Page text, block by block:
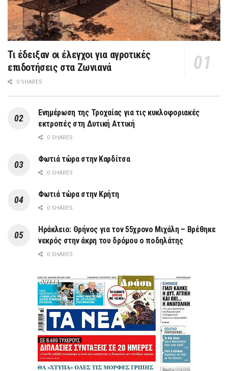
Τι έδειξαν οι έλεγχοι για αγροτικές
επιδοτήσεις στα Ζωνιανά
0 SHARES
Ενημέρωση της Τροχαίας για τις κυκλοφοριακές
εκτροπές στη Δυτική Αττική
0 SHARES
Φωτιά τώρα στην Καρδίτσα
0 SHARES
Φωτιά τώρα στην Κρήτη
0 SHARES
Ηράκλειο: Θρήνος για τον 55χρονο Μιχάλη – Βρέθηκε
νεκρός στην άκρη του δρόμου ο ποδηλάτης
0 SHARES